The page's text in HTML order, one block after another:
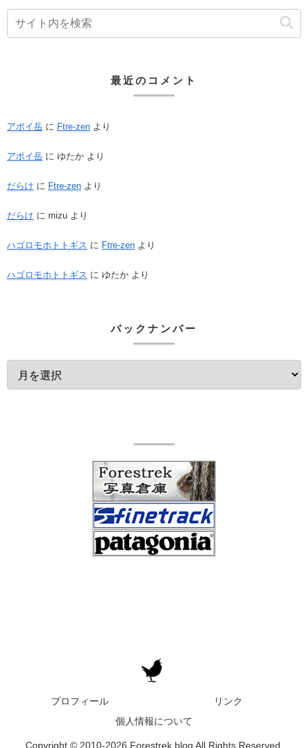
最近のコメント
アポイ岳 に Ftre-zen より
アポイ岳 に ゆたか より
だらけ に Ftre-zen より
だらけ に mizu より
ハゴロモホトトギス に Ftre-zen より
ハゴロモホトトギス に ゆたか より
バックナンバー
プロフィール
リンク
個人情報について
Copyright © 2010-2026 Forestrek blog All Rights Reserved.